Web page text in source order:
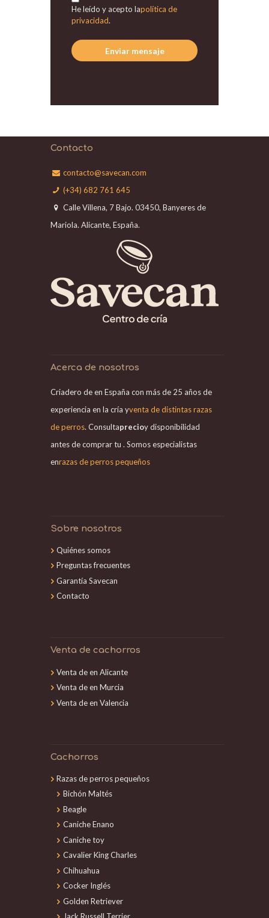
He leído y acepto lapolítica de
privacidad.
Contacto
contacto@savecan.com
(+34) 682 761 645
Calle Villena, 7 Bajo. 03450, Banyeres de
Mariola. Alicante, España.
Acerca de nosotros
Criadero de en España con más de 25 años de
experiencia en la cría yventa de distintas razas
de perros. Consultaprecioy disponibilidad
antes de comprar tu . Somos especialistas
enrazas de perros pequeños
Sobre nosotros
Quiénes somos
Preguntas frecuentes
Garantía Savecan
Contacto
Venta de cachorros
Venta de en Alicante
Venta de en Murcia
Venta de en Valencia
Cachorros
Razas de perros pequeños
Bichón Maltés
Beagle
Caniche Enano
Caniche toy
Cavalier King Charles
Chihuahua
Cocker Inglés
Golden Retriever